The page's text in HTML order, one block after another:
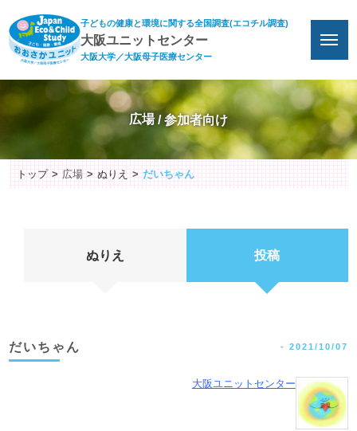
子どもの健康と環境に関する全国調査(エコチル調査)
大阪ユニットセンター
大阪大学／大阪母子医療センター
広場
トップ 広場 ぬりえ だいちゃん
ぬりえ 投稿
だいちゃん - 2021/10/07
大阪ユニットセンター